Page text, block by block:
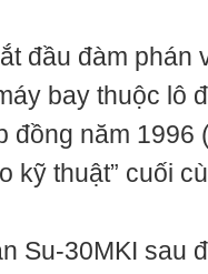
đầu đàm phán
bay thuộc lô
đồng năm 1996
kỹ thuật” cuối
Su-30MKI sau